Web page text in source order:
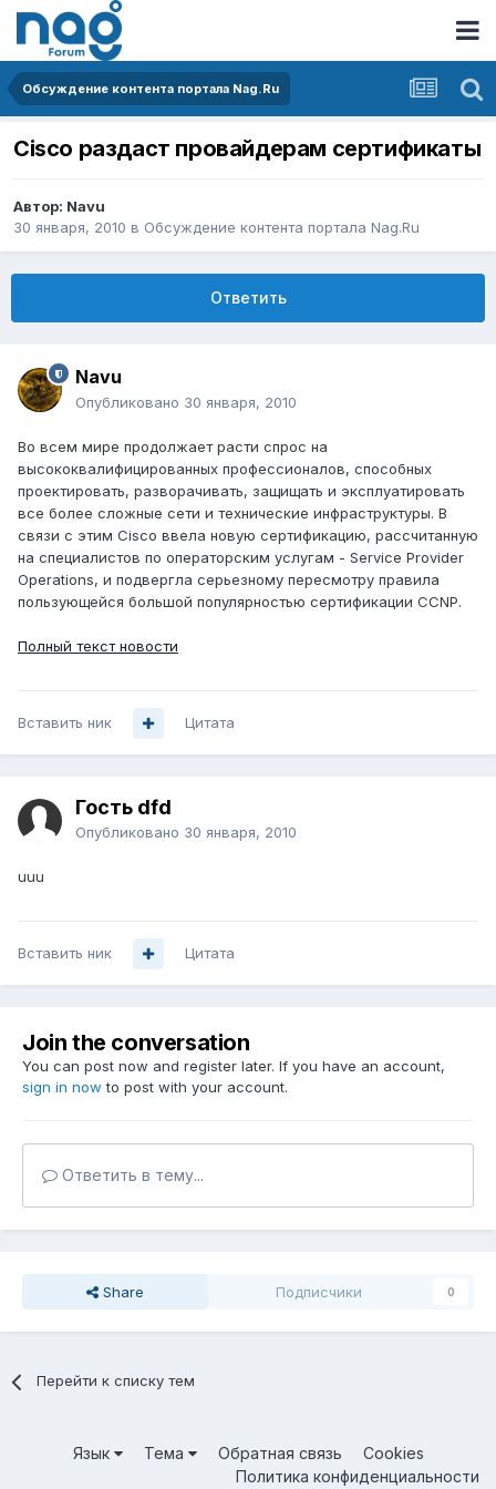
Обсуждение контента портала Nag.Ru
Cisco раздаст провайдерам сертификаты
Автор: Navu
30 января, 2010 в Обсуждение контента портала Nag.Ru
Ответить
Navu
Опубликовано 30 января, 2010
Во всем мире продолжает расти спрос на
высококвалифицированных профессионалов, способных
проектировать, разворачивать, защищать и эксплуатировать
все более сложные сети и технические инфраструктуры. В
связи с этим Cisco ввела новую сертификацию, рассчитанную
на специалистов по операторским услугам - Service Provider
Operations, и подвергла серьезному пересмотру правила
пользующейся большой популярностью сертификации CCNP.
Полный текст новости
Вставить ник Цитата
Гость dfd
Опубликовано 30 января, 2010
uuu
Вставить ник Цитата
Join the conversation
You can post now and register later. If you have an account,
sign in now to post with your account.
Ответить в тему...
Share Подписчики 0
Перейти к списку тем
Язык Тема Обратная связь
Cookies
Политика конфиденциальности